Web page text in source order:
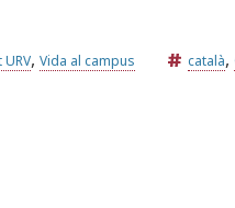
, Vida al campus català,